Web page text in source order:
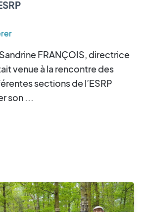
FRANÇOIS, directrice
venue à la rencontre des
sections de l’ESRP
son ...